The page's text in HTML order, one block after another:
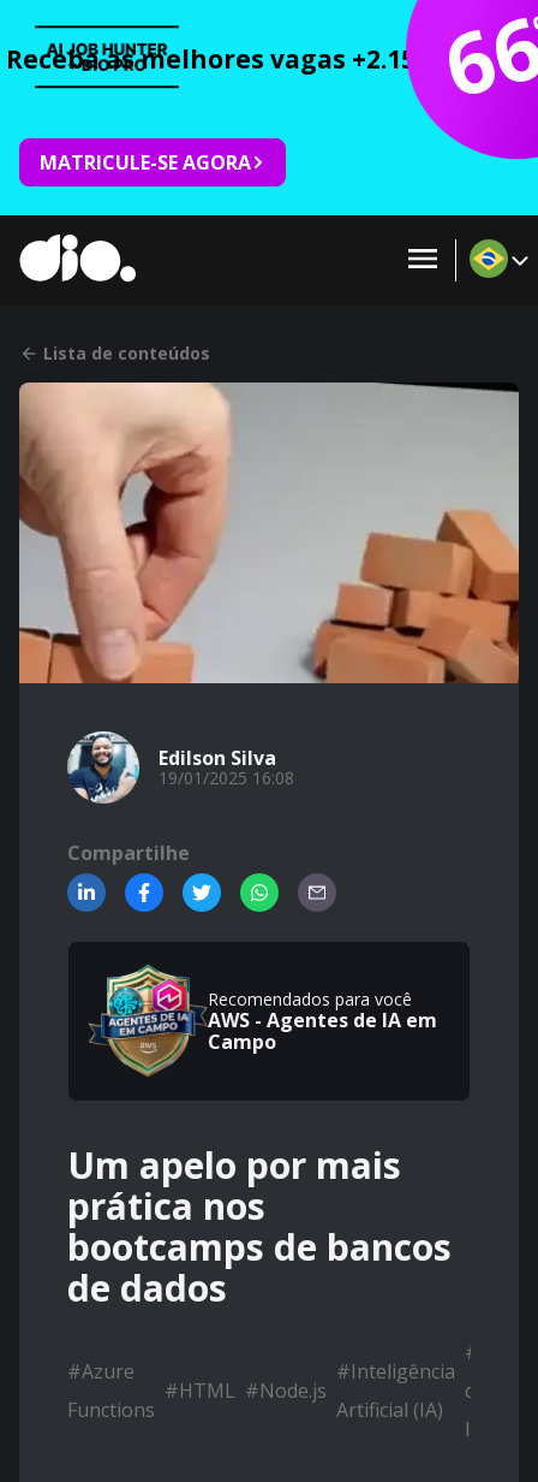
Receba as melhores vagas +2.150 cursos
MATRICULE-SE AGORA
Lista de conteúdos
Edilson Silva
19/01/2025 16:08
Compartilhe
Recomendados para você
AWS - Agentes de IA em
Campo
Um apelo por mais
prática nos
bootcamps de bancos
de dados
#Azure
Functions
#HTML #Node.js
#Inteligência
Artificial (IA)
#
da